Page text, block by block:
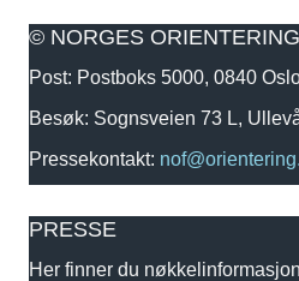
© NORGES
Post: Postboks 5000, 0840
Besøk: Sognsveien 73 L,
Pressekontakt:
PRESSE
Her finner du